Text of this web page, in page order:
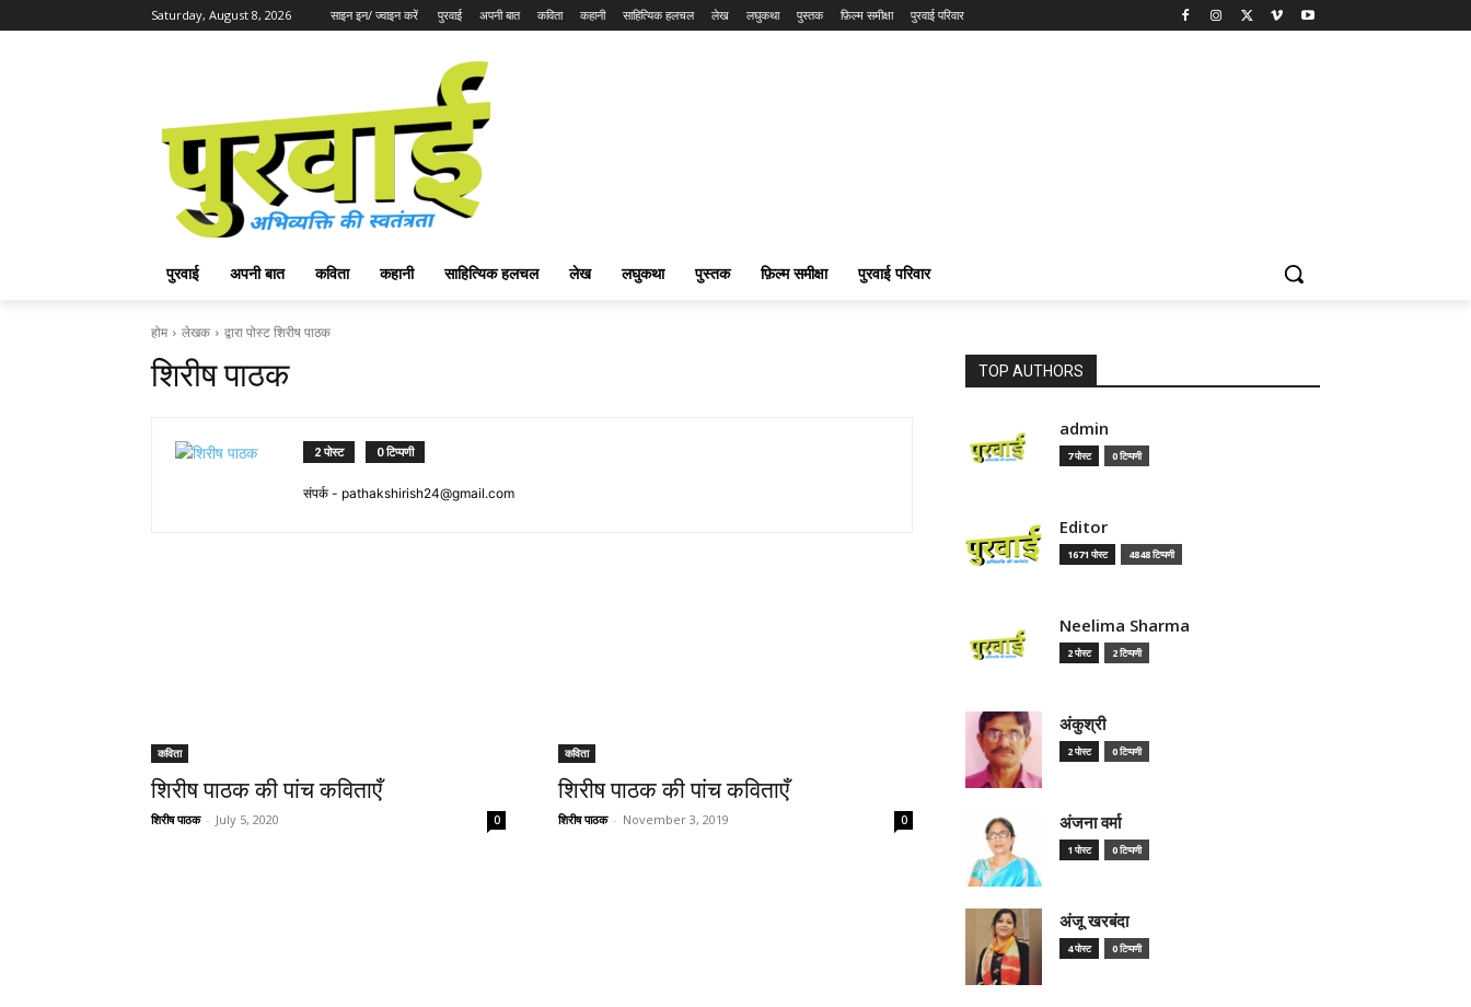
Saturday, August 8, 2026 साइन इन/ ज्वाइन करें पुरवाई अपनी बात कविता कहानी साहित्यिक हलचल लेख लघुकथा पुस्तक फ़िल्म समीक्षा पुरवाई परिवार
पुरवाई अपनी बात कविता कहानी साहित्यिक हलचल लेख लघुकथा पुस्तक फ़िल्म समीक्षा पुरवाई परिवार
होम लेखक द्वारा पोस्ट शिरीष पाठक
शिरीष पाठक
2 पोस्ट 0 टिप्पणी
संपर्क - pathakshirish24@gmail.com
कविता
शिरीष पाठक की पांच कविताएँ
शिरीष पाठक - July 5, 2020 0
कविता
शिरीष पाठक की पांच कविताएँ
शिरीष पाठक - November 3, 2019 0
TOP AUTHORS
admin
7 पोस्ट 0 टिप्पणी
Editor
1671 पोस्ट 4848 टिप्पणी
Neelima Sharma
2 पोस्ट 2 टिप्पणी
अंकुश्री
2 पोस्ट 0 टिप्पणी
अंजना वर्मा
1 पोस्ट 0 टिप्पणी
अंजू खरबंदा
4 पोस्ट 0 टिप्पणी